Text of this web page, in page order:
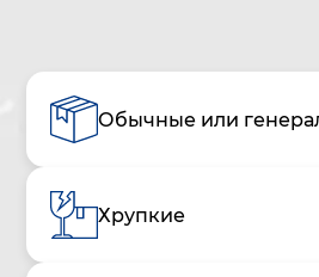
Обычные или
Хрупкие